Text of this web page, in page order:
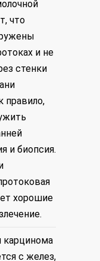
что
и не
стенки
правило,
и биопсия.
хорошие
карцинома
с желез,